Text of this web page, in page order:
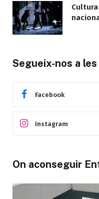
Segueix-nos a
Facebook
Instagram
On aconseguir